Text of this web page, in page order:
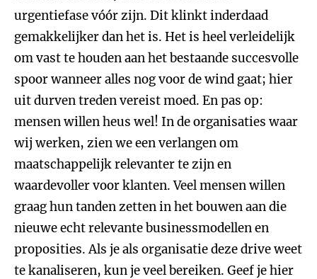
urgentiefase vóór zijn. Dit klinkt inderdaad
gemakkelijker dan het is. Het is heel verleidelijk
om vast te houden aan het bestaande succesvolle
spoor wanneer alles nog voor de wind gaat; hier
uit durven treden vereist moed. En pas op:
mensen willen heus wel! In de organisaties waar
wij werken, zien we een verlangen om
maatschappelijk relevanter te zijn en
waardevoller voor klanten. Veel mensen willen
graag hun tanden zetten in het bouwen aan die
nieuwe echt relevante businessmodellen en
proposities. Als je als organisatie deze drive weet
te kanaliseren, kun je veel bereiken. Geef je hier